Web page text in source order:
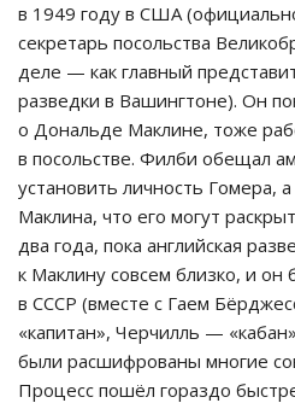
в 1949 году в США
секретарь посольства
деле — как главный
разведки в Вашингтоне). Он
о Дональде Маклине, тоже
в посольстве. Филби обещал
установить личность Гомера,
Маклина, что его могут
два года, пока английская
к Маклину совсем близко, и
в СССР (вместе с Гаем
«капитан», Черчилль —
были расшифрованы многие
Процесс пошёл гораздо